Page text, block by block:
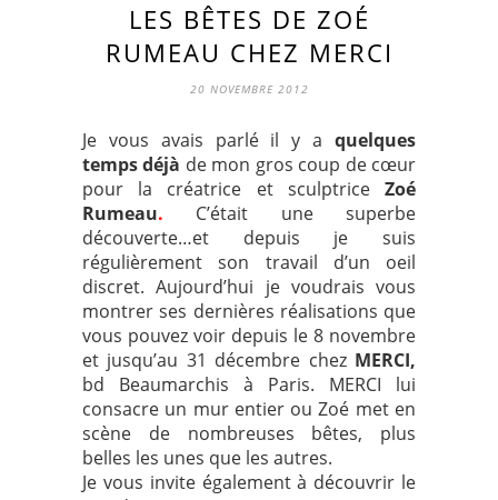
LES BÊTES DE ZOÉ
RUMEAU CHEZ MERCI
20 NOVEMBRE 2012
Je vous avais parlé il y a quelques
temps déjà de mon gros coup de cœur
pour la créatrice et sculptrice Zoé
Rumeau. C’était une superbe
découverte…et depuis je suis
régulièrement son travail d’un oeil
discret. Aujourd’hui je voudrais vous
montrer ses dernières réalisations que
vous pouvez voir depuis le 8 novembre
et jusqu’au 31 décembre chez MERCI,
bd Beaumarchis à Paris. MERCI lui
consacre un mur entier ou Zoé met en
scène de nombreuses bêtes, plus
belles les unes que les autres.
Je vous invite également à découvrir le